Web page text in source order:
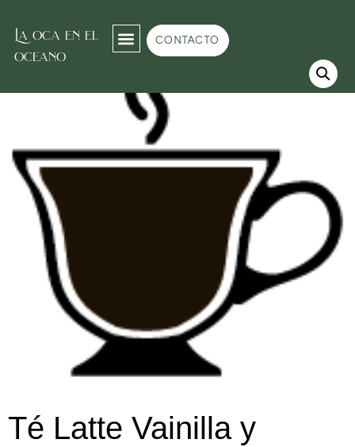
La oca en el
oceano
CONTACTO
Inicio /Tea room/ Té negro/ Té Latte Vainilla y Caramelo
Té Latte Vainilla y